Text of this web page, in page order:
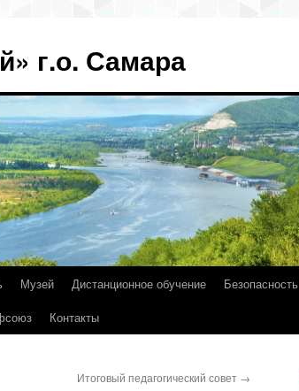
г.о. Самара
Музей Дистанционное обучение
Безопасность
Контакты
Итоговый педагогический совет →